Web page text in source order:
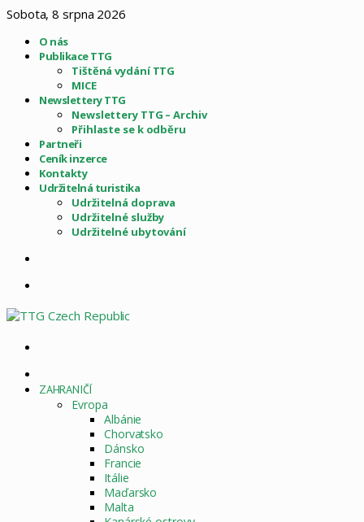
Sobota, 8 srpna 2026
O nás
Publikace TTG
Tištěná vydání TTG
MICE
Newslettery TTG
Newslettery TTG – Archiv
Přihlaste se k odběru
Partneři
Ceník inzerce
Kontakty
Udržitelná turistika
Udržitelná doprava
Udržitelné služby
Udržitelné ubytování
STRÁNKA
ZAHRANIČÍ
Evropa
Albánie
Chorvatsko
Dánsko
Francie
Itálie
Maďarsko
Malta